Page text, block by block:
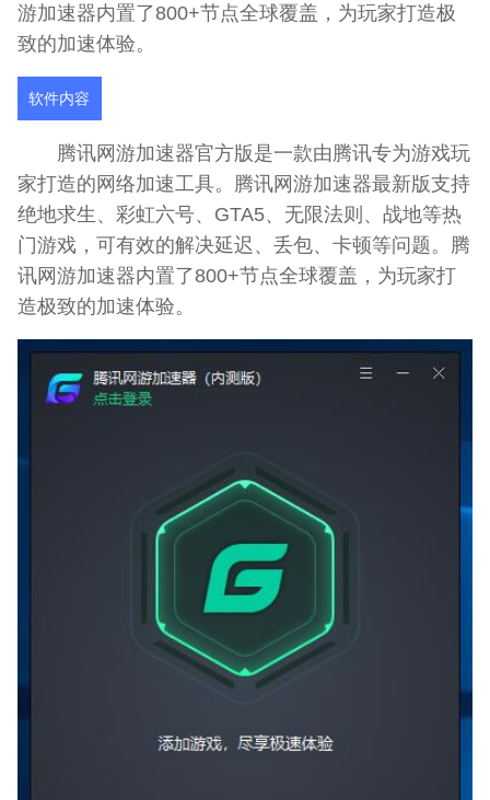
游加速器内置了800+节点全球覆盖，为玩家打造极
致的加速体验。
软件内容
腾讯网游加速器官方版是一款由腾讯专为游戏玩
家打造的网络加速工具。腾讯网游加速器最新版支持
绝地求生、彩虹六号、GTA5、无限法则、战地等热
门游戏，可有效的解决延迟、丢包、卡顿等问题。腾
讯网游加速器内置了800+节点全球覆盖，为玩家打
造极致的加速体验。